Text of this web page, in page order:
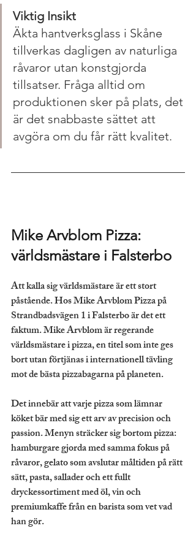
Viktig Insikt
Äkta hantverksglass i Skåne
tillverkas dagligen av naturliga
råvaror utan konstgjorda
tillsatser. Fråga alltid om
produktionen sker på plats, det
är det snabbaste sättet att
avgöra om du får rätt kvalitet.
Mike Arvblom Pizza:
världsmästare i Falsterbo
Att kalla sig världsmästare är ett stort
påstående. Hos Mike Arvblom Pizza på
Strandbadsvägen 1 i Falsterbo är det ett
faktum. Mike Arvblom är regerande
världsmästare i pizza, en titel som inte ges
bort utan förtjänas i internationell tävling
mot de bästa pizzabagarna på planeten.
Det innebär att varje pizza som lämnar
köket bär med sig ett arv av precision och
passion. Menyn sträcker sig bortom pizza:
hamburgare gjorda med samma fokus på
råvaror, gelato som avslutar måltiden på rätt
sätt, pasta, sallader och ett fullt
dryckessortiment med öl, vin och
premiumkaffe från en barista som vet vad
han gör.